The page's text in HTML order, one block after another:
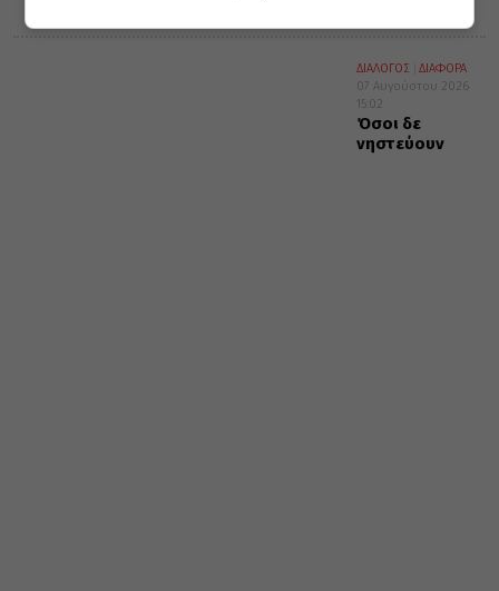
ΔΙΑΛΟΓΟΣ
ΔΙΑΦΟΡΑ
07 Αυγούστου 2026
15:02
Όσοι δε
νηστεύουν